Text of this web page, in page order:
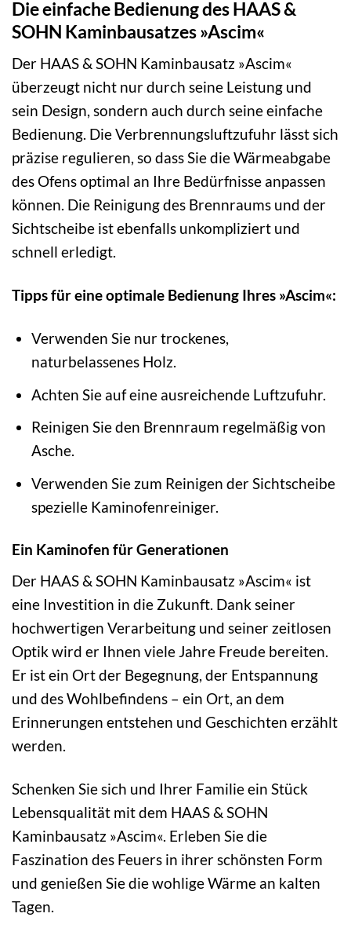
Die einfache Bedienung des HAAS &
SOHN Kaminbausatzes »Ascim«
Der HAAS & SOHN Kaminbausatz »Ascim«
überzeugt nicht nur durch seine Leistung und
sein Design, sondern auch durch seine einfache
Bedienung. Die Verbrennungsluftzufuhr lässt sich
präzise regulieren, so dass Sie die Wärmeabgabe
des Ofens optimal an Ihre Bedürfnisse anpassen
können. Die Reinigung des Brennraums und der
Sichtscheibe ist ebenfalls unkompliziert und
schnell erledigt.
Tipps für eine optimale Bedienung Ihres »Ascim«:
Verwenden Sie nur trockenes,
naturbelassenes Holz.
Achten Sie auf eine ausreichende Luftzufuhr.
Reinigen Sie den Brennraum regelmäßig von
Asche.
Verwenden Sie zum Reinigen der Sichtscheibe
spezielle Kaminofenreiniger.
Ein Kaminofen für Generationen
Der HAAS & SOHN Kaminbausatz »Ascim« ist
eine Investition in die Zukunft. Dank seiner
hochwertigen Verarbeitung und seiner zeitlosen
Optik wird er Ihnen viele Jahre Freude bereiten.
Er ist ein Ort der Begegnung, der Entspannung
und des Wohlbefindens – ein Ort, an dem
Erinnerungen entstehen und Geschichten erzählt
werden.
Schenken Sie sich und Ihrer Familie ein Stück
Lebensqualität mit dem HAAS & SOHN
Kaminbausatz »Ascim«. Erleben Sie die
Faszination des Feuers in ihrer schönsten Form
und genießen Sie die wohlige Wärme an kalten
Tagen.